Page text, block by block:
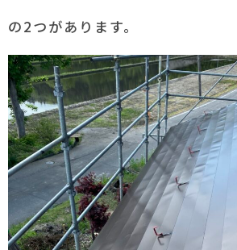
の2つがあります。